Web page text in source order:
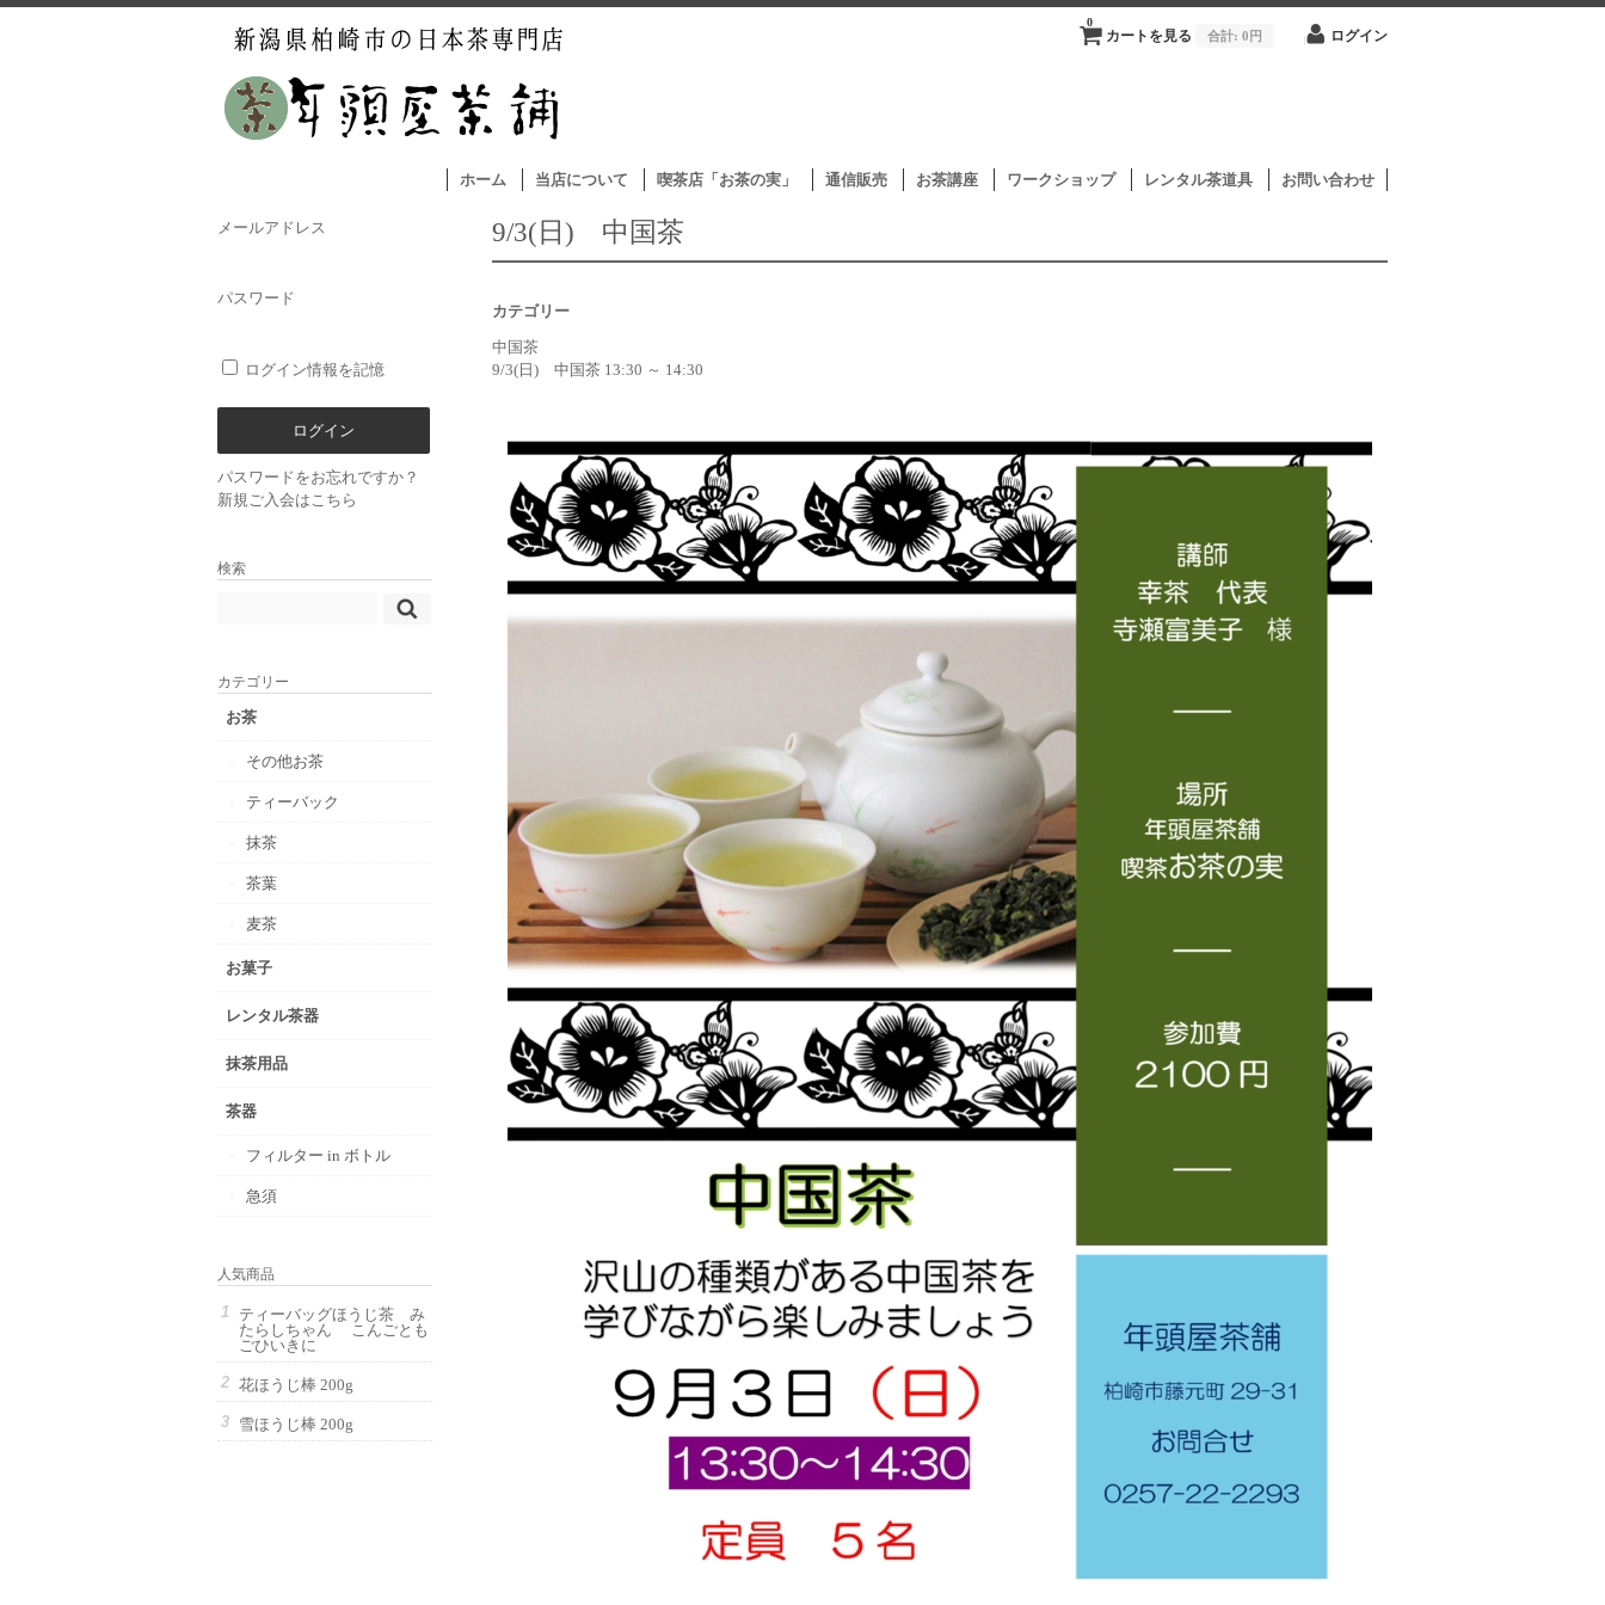
カートを見る
0
合計: 0円 ログイン
ホーム 当店について 喫茶店「お茶の実」 通信販売 お茶講座 ワークショップ レンタル茶道具 お問い合わせ
9/3(日) 中国茶
カテゴリー
中国茶
9/3(日) 中国茶 13:30 ～ 14:30
メールアドレス
パスワード
ログイン情報を記憶
パスワードをお忘れですか？
新規ご入会はこちら
検索
カテゴリー
お茶
その他お茶
ティーバック
抹茶
茶葉
麦茶
お菓子
レンタル茶器
抹茶用品
茶器
フィルター in ボトル
急須
人気商品
ティーバッグほうじ茶 み
たらしちゃん こんごとも
ごひいきに
花ほうじ棒 200g
雪ほうじ棒 200g